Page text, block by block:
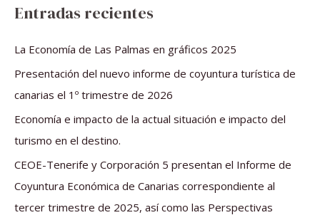
a
r
Entradas recientes
La Economía de Las Palmas en gráficos 2025
Presentación del nuevo informe de coyuntura turística de
canarias el 1º trimestre de 2026
Economía e impacto de la actual situación e impacto del
turismo en el destino.
CEOE-Tenerife y Corporación 5 presentan el Informe de
Coyuntura Económica de Canarias correspondiente al
tercer trimestre de 2025, así como las Perspectivas